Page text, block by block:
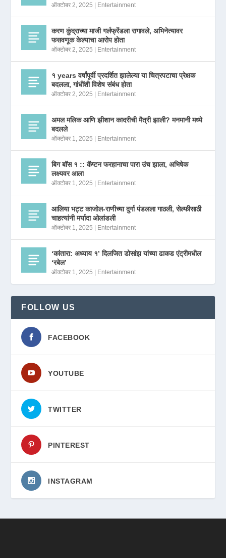
ऑक्टोबर 2, 2025 | Entertainment
करण कुंद्राच्या माजी गर्लफ्रेंडला रागावले, अभिनेत्यावर
फसवणूक केल्याचा आरोप होता
ऑक्टोबर 2, 2025 | Entertainment
१ years वर्षांपूर्वी प्रदर्शित झालेल्या या चित्रपटाचा प्रेक्षक
बदलला, गांधींशी विशेष संबंध होता
ऑक्टोबर 2, 2025 | Entertainment
अमल मलिक आणि झीशान कादरीची मैत्री झाली? मनमानी मध्ये
बदलले
ऑक्टोबर 1, 2025 | Entertainment
बिग बॉस १ :: कॅप्टन फरहानाचा पारा उंच झाला, अभिषेक
लक्ष्यवर आला
ऑक्टोबर 1, 2025 | Entertainment
आलिया भट्ट काजोल-राणीच्या दुर्गा पंडलला गाठली, सेल्फीसाठी
चाहत्यांनी मर्यादा ओलांडली
ऑक्टोबर 1, 2025 | Entertainment
‘कांतारा: अध्याय १’ दिलजित डोसांझ यांच्या ढाकड एंट्रीमधील
‘रबेल’
ऑक्टोबर 1, 2025 | Entertainment
FOLLOW US
FACEBOOK
YOUTUBE
TWITTER
PINTEREST
INSTAGRAM